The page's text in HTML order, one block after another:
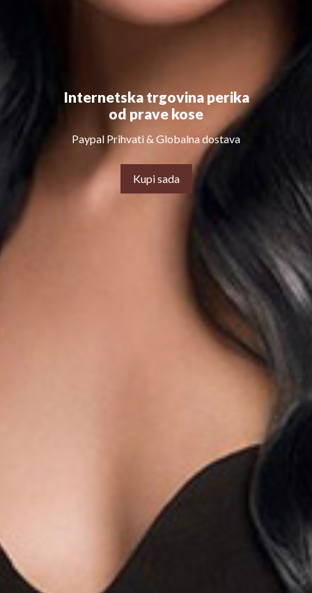
Internetska trgovina perika
od prave kose
Paypal Prihvati & Globalna dostava
Kupi sada